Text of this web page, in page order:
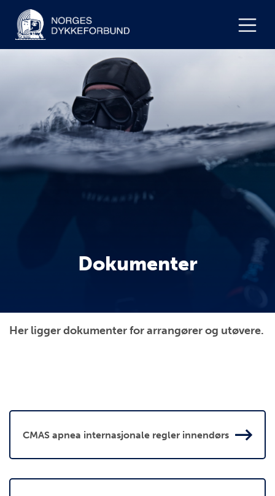
Dokumenter
Her ligger dokumenter for arrangører og utøvere.
CMAS apnea internasjonale regler innendørs